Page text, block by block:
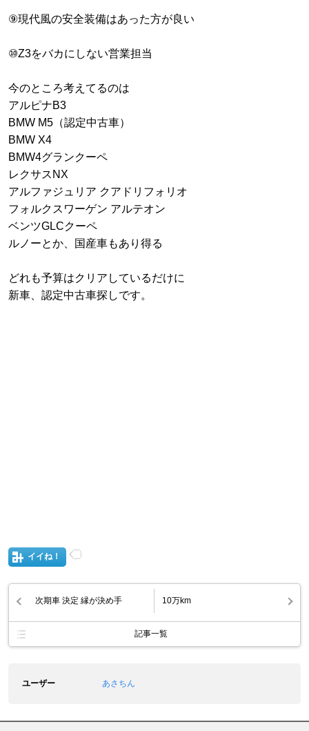
⑨現代風の安全装備はあった方が良い
⑩Z3をバカにしない営業担当
今のところ考えてるのは
アルピナB3
BMW M5（認定中古車）
BMW X4
BMW4グランクーペ
レクサスNX
アルファジュリア クアドリフォリオ
フォルクスワーゲン アルテオン
ベンツGLCクーペ
ルノーとか、国産車もあり得る
どれも予算はクリアしているだけに
新車、認定中古車探しです。
イイね！
次期車 決定 縁が決め手 10万km
記事一覧
ユーザー あさちん